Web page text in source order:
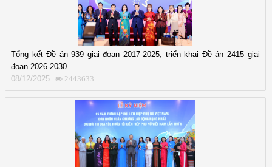
Tổng kết Đề án 939 giai đoạn 2017-2025; triển khai Đề án 2415 giai
đoạn 2026-2030
08/12/2025
2443633